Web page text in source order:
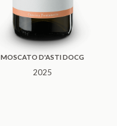
MOSCATO D'ASTI DOCG
2025